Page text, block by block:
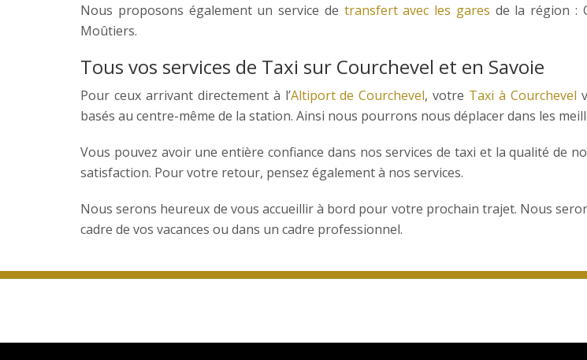
Nous proposons également un service de transfert avec les gares de la région :
Moûtiers.
Tous vos services de Taxi sur Courchevel et en Savoie
Pour ceux arrivant directement à l’Altiport de Courchevel, votre Taxi à Courchevel
basés au centre-même de la station. Ainsi nous pourrons nous déplacer dans les
Vous pouvez avoir une entière confiance dans nos services de taxi et la qualité de
satisfaction. Pour votre retour, pensez également à nos services.
Nous serons heureux de vous accueillir à bord pour votre prochain trajet. Nous
cadre de vos vacances ou dans un cadre professionnel.